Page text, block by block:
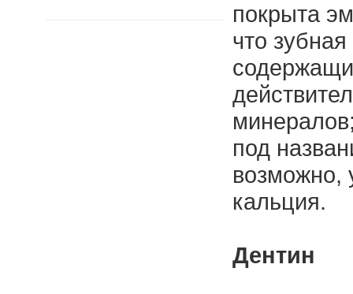
покрыта
что
под
возможно,
кальция.
Дентин